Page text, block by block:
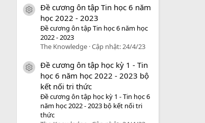
icon tài liệu
Đề cương ôn tập Tin học 6 năm
học 2022 - 2023
Đề cương ôn tập Tin học 6 năm học
2022 - 2023
The Knowledge Cập nhật:24/4/23
icon tài liệu
Đề cương ôn tập học kỳ 1 - Tin
học 6 năm học 2022 - 2023 bộ
kết nối tri thức
Đề cương ôn tập học kỳ 1 - Tin học 6
năm học 2022 - 2023 bộ kết nối tri
thức